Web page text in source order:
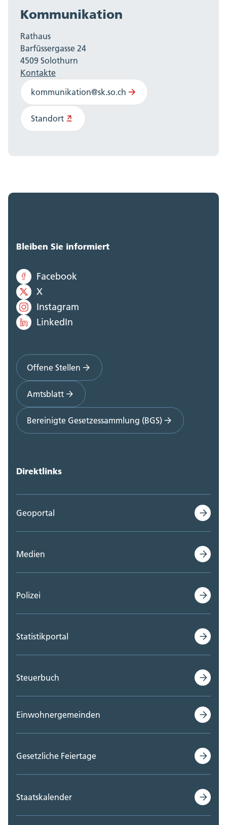
Kommunikation
Rathaus
Barfüssergasse 24
4509 Solothurn
Kontakte
kommunikation@sk.so.ch
Standort
Bleiben Sie informiert
Facebook
X
Instagram
LinkedIn
Offene Stellen
Amtsblatt
Bereinigte Gesetzessammlung (BGS)
Direktlinks
Geoportal
Medien
Polizei
Statistikportal
Steuerbuch
Einwohnergemeinden
Gesetzliche Feiertage
Staatskalender